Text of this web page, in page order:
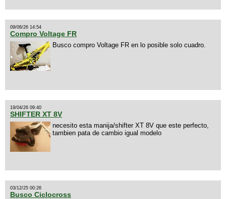
09/06/26 14:54
Compro Voltage FR
Busco compro Voltage FR en lo posible solo cuadro.
19/04/26 09:40
SHIFTER XT 8V
necesito esta manija/shifter XT 8V que este perfecto,
tambien pata de cambio igual modelo
03/12/25 00:26
Busco Ciclocross